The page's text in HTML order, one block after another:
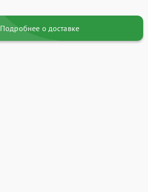
Подробнее о доставке